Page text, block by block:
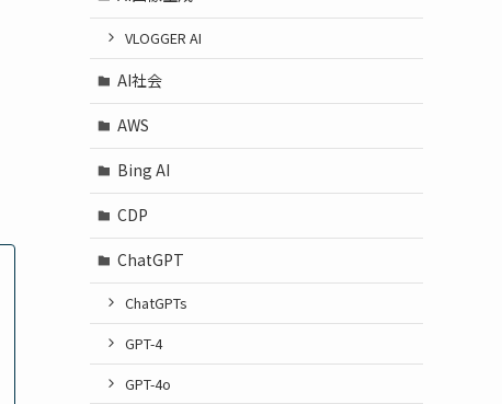
VLOGGER AI
AI社会
AWS
Bing AI
CDP
ChatGPT
ChatGPTs
GPT-4
GPT-4o